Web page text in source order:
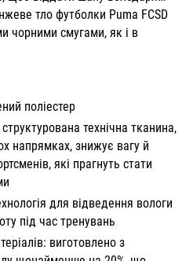
тло футболки Puma FCSD
чорними смугами, як і в
поліестер
технічна тканина,
напрямках, знижує вагу й
які прагнуть стати
для відведення вологи
під час тренувань
виготовлено з